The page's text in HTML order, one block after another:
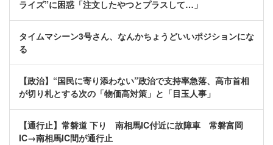
ライズ”に困惑「注文したやつとプラスして…」
タイムマシーン3号さん、なんかちょうどいいポジションにな
る
【政治】“国民に寄り添わない”政治で支持率急落、高市首相
が切り札とする次の「物価高対策」と「目玉人事」
【通行止】常磐道 下り 南相馬IC付近に故障車 常磐富岡
IC→南相馬IC間が通行止